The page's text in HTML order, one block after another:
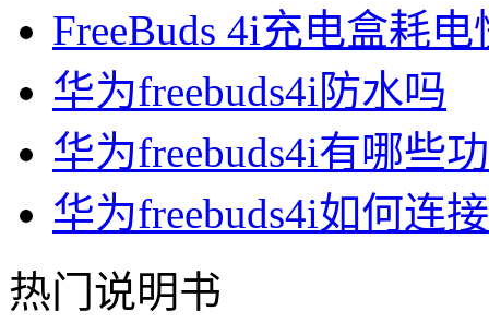
FreeBuds 4i充电盒耗
华为freebuds4i防水吗
华为freebuds4i有哪些
华为freebuds4i如何连
热门说明书